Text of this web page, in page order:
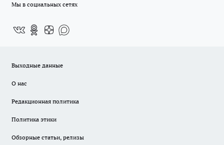
Мы в социальных сетях
Выходные данные
О нас
Редакционная политика
Политика этики
Обзорные статьи, релизы